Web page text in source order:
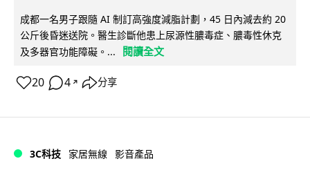
成都一名男子跟隨 AI 制訂高強度減脂計劃，45 日內減去約 20
公斤後昏迷送院。醫生診斷他患上尿源性膿毒症、膿毒性休克
及多器官功能障礙。...
閱讀全文
20 4 ↗ 分享
3C科技 家居無線 影音產品